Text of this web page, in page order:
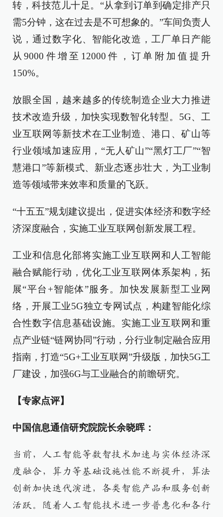
转，科技范儿十足。“从拿到订单到确定排产只
需5分钟，这在过去是不可想象的。”车间负责人
说，通过数字化、智能化改造，工厂单日产能
从9000件增至12000件，订单附加值提升
150%。
放眼全国，越来越多的传统制造企业大力推进
技术改造升级，加快实现数智化转型。5G、工
业互联网等新技术在工业制造、港口、矿山等
行业领域加速应用，“无人矿山”“黑灯工厂”“智
慧港口”等新模式、新业态逐步壮大，为工业制
造等领域带来效率和质量的飞跃。
“十五五”规划建议提出，促进实体经济和数字经
济深度融合，实施工业互联网创新发展工程。
工业和信息化部将实施工业互联网和人工智能
融合赋能行动，优化工业互联网体系架构，拓
展“平台+智能体”服务。加快发展新型工业网
络，开展工业5G独立专网试点，构建智能化综
合性数字信息基础设施。实施工业互联网和重
点产业链“链网协同”行动，分行业制定融合应用
指南，打造“5G+工业互联网”升级版，加快5G工
厂建设，加强6G与工业融合的前瞻研究。
【专家点评】
中国信息通信研究院院长余晓晖：
当前，人工智能等数智技术加速与实体经济深
度融合，算力等基础设施性能不断提升，算法
创新加快迭代演进，各类智能产品和服务创新
活跃。随着人工智能技术进一步普惠化和各行